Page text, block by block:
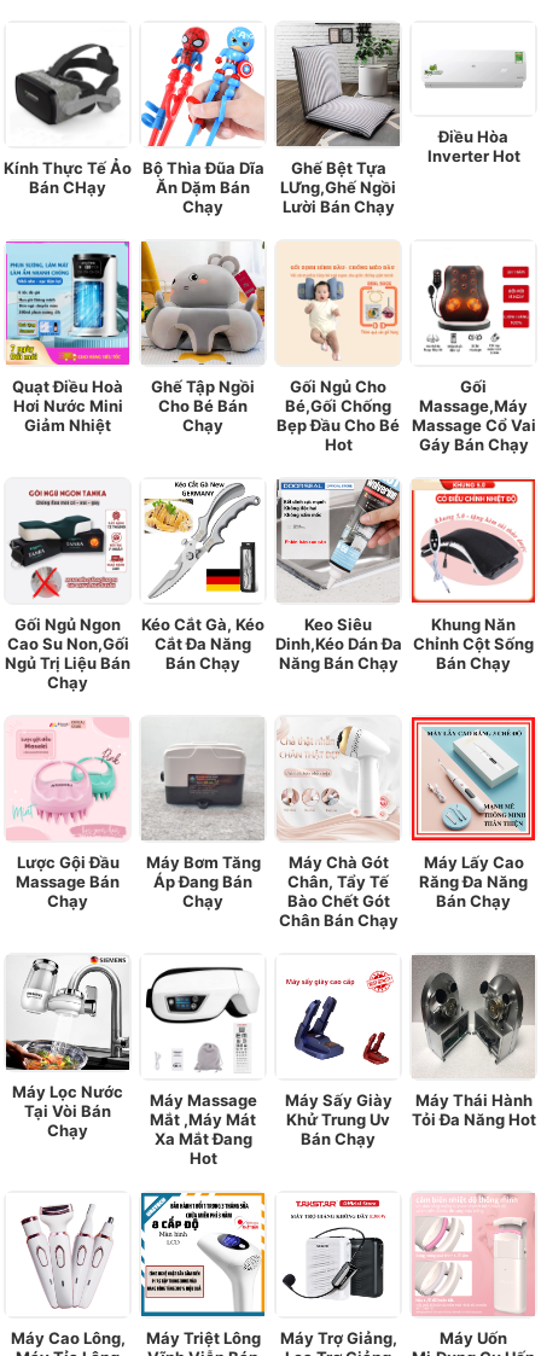
Kính Thực Tế Ảo
Bán CHạy
Bộ Thìa Đũa Dĩa
Ăn Dặm Bán
Chạy
Ghế Bệt Tựa
LƯng,Ghế Ngồi
Lười Bán Chạy
Điều Hòa
Inverter Hot
Quạt Điều Hoà
Hơi Nước Mini
Giảm Nhiệt
Ghế Tập Ngồi
Cho Bé Bán
Chạy
Gối Ngủ Cho
Bé,Gối Chống
Bẹp Đầu Cho Bé
Hot
Gối
Massage,Máy
Massage Cổ Vai
Gáy Bán Chạy
Gối Ngủ Ngon
Cao Su Non,Gối
Ngủ Trị Liệu Bán
Chạy
Kéo Cắt Gà, Kéo
Cắt Đa Năng
Bán Chạy
Keo Siêu
Dinh,Kéo Dán Đa
Năng Bán Chạy
Khung Năn
Chỉnh Cột Sống
Bán Chạy
Lược Gội Đầu
Massage Bán
Chạy
Máy Bơm Tăng
Áp Đang Bán
Chạy
Máy Chà Gót
Chân, Tẩy Tế
Bào Chết Gót
Chân Bán Chạy
Máy Lấy Cao
Răng Đa Năng
Bán Chạy
Máy Lọc Nước
Tại Vòi Bán
Chạy
Máy Massage
Mắt ,Máy Mát
Xa Mắt Đang
Hot
Máy Sấy Giày
Khử Trung Uv
Bán Chạy
Máy Thái Hành
Tỏi Đa Năng Hot
Máy Cao Lông,
Máy Triệt Lông
Máy Trợ Giảng,
Máy Uốn